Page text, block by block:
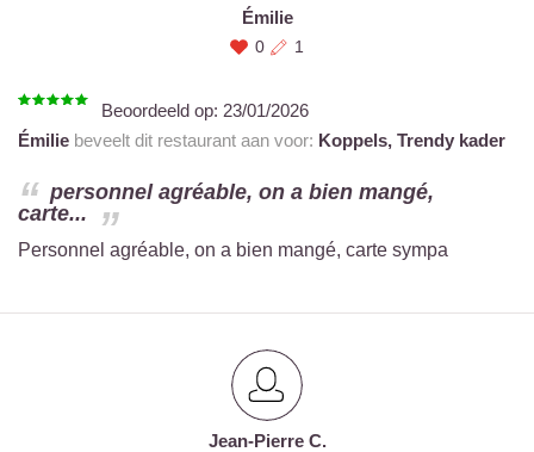
Émilie
0 1
Beoordeeld op: 23/01/2026
Émilie beveelt dit restaurant aan voor: Koppels, Trendy kader
personnel agréable, on a bien mangé,
carte...
Personnel agréable, on a bien mangé, carte sympa
Jean-Pierre C.